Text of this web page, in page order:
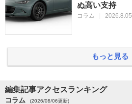
ぬ高い支持
コラム | 2026.8.05
もっと見る
編集記事アクセスランキング
コラム (2026/08/06更新)